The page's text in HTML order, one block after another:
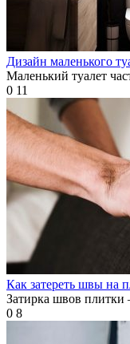
Дизайн маленького
Маленький туалет
0 11
Как затереть швы на
Затирка швов плитки
0 8